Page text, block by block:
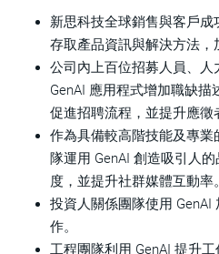
新思科技全球銷售與客戶成
存取產品資訊與解決方法，
公司內上百位招募人員、
GenAI 應用程式增加職缺描
促進招聘流程，並提升應徵
作為具備較高階技能及專
隊運用 GenAI 創造吸引人
度，並提升社群媒體互動率。
投資人關係團隊使用
作。
工程團隊利用 GenAI 提升工